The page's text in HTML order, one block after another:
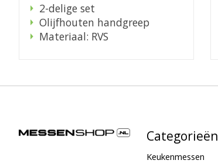
2-delige set
Olijfhouten handgreep
Materiaal: RVS
Categorieën
Keukenmessen